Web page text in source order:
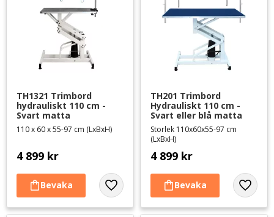
TH1321 Trimbord
hydrauliskt 110 cm -
Svart matta
110 x 60 x 55-97 cm (LxBxH)
4 899 kr
Lägg till i favoriter
TH201 Trimbord
Hydrauliskt 110 cm -
Svart eller blå matta
Storlek 110x60x55-97 cm
(LxBxH)
4 899 kr
Lägg